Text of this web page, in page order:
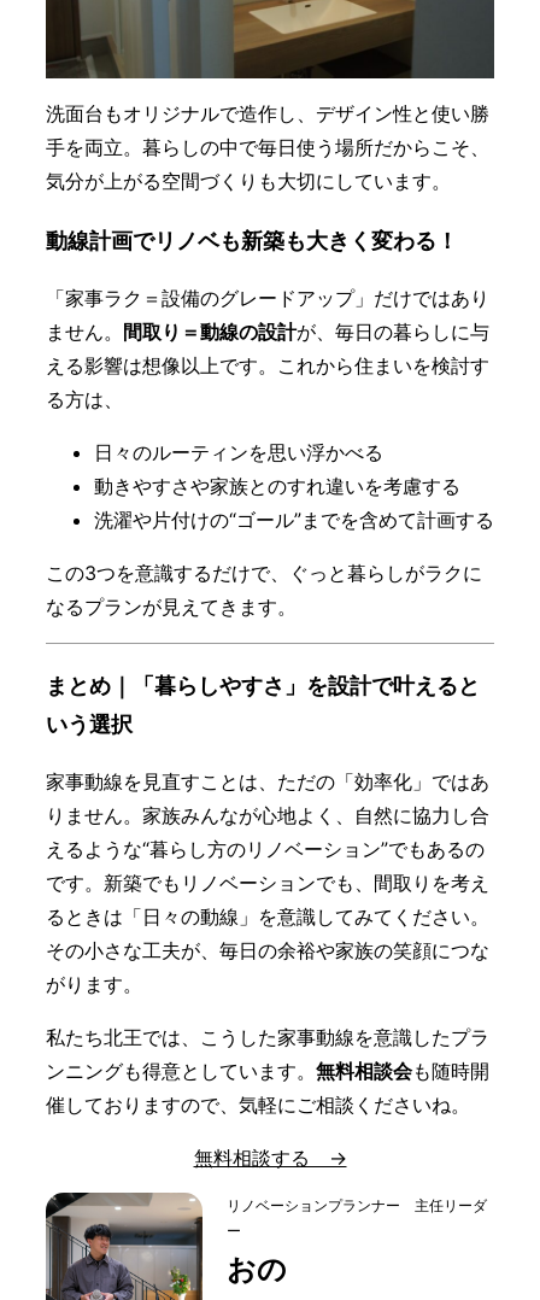
洗面台もオリジナルで造作し、デザイン性と使い勝
手を両立。暮らしの中で毎日使う場所だからこそ、
気分が上がる空間づくりも大切にしています。
動線計画でリノベも新築も大きく変わる！
「家事ラク＝設備のグレードアップ」だけではあり
ません。 間取り＝動線の設計が、毎日の暮らしに与
える影響は想像以上です。これから住まいを検討す
る方は、
日々のルーティンを思い浮かべる
動きやすさや家族とのすれ違いを考慮する
洗濯や片付けの“ゴール”までを含めて計画する
この3つを意識するだけで、ぐっと暮らしがラクに
なるプランが見えてきます。
まとめ｜「暮らしやすさ」を設計で叶えると
いう選択
家事動線を見直すことは、ただの「効率化」ではあ
りません。家族みんなが心地よく、自然に協力し合
えるような“暮らし方のリノベーション”でもあるの
です。新築でもリノベーションでも、間取りを考え
るときは「日々の動線」を意識してみてください。
その小さな工夫が、毎日の余裕や家族の笑顔につな
がります。
私たち北王では、こうした家事動線を意識したプラ
ンニングも得意としています。 無料相談会も随時開
催しておりますので、気軽にご相談くださいね。
無料相談する →
リノベーションプランナー 主任リーダ
ー
おの